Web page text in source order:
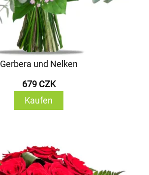
Gerbera und Nelken
679 CZK
Kaufen